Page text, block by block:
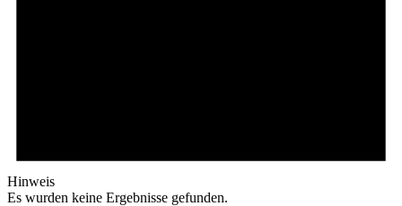
Hinweis
Es wurden keine Ergebnisse gefunden.